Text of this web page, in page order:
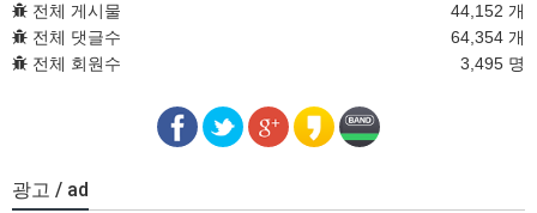
전체 게시물
44,152 개
전체 댓글수
64,354 개
전체 회원수
3,495 명
광고 / ad